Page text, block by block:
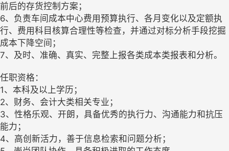
前后的存货控制方案；
6、负责车间成本中心费用预算执行、各月变化以及定额执
行、费用科目核算合理性等检查，并通过对标分析手段挖掘
成本下降空间；
7、及时、准确、真实、完整上报各类成本类报表和分析。
任职资格：
1、本科及以上学历；
2、财务、会计大类相关专业；
3、性格乐观、开朗，具备优秀的执行力、沟通能力和抗压
能力；
4、高创新活力，善于信息检索和问题分析；